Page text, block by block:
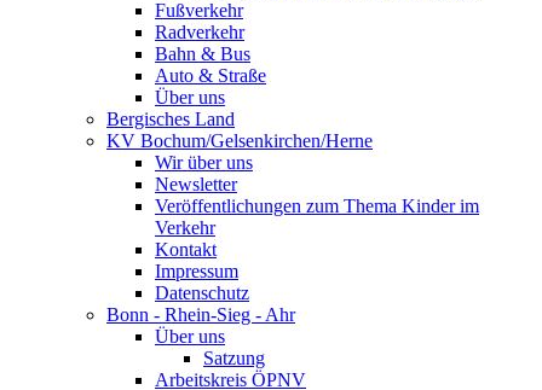
Fußverkehr
Radverkehr
Bahn & Bus
Auto & Straße
Über uns
Bergisches Land
KV Bochum/Gelsenkirchen/Herne
Wir über uns
Newsletter
Veröffentlichungen zum Thema Kinder im
Verkehr
Kontakt
Impressum
Datenschutz
Bonn - Rhein-Sieg - Ahr
Über uns
Satzung
Arbeitskreis ÖPNV